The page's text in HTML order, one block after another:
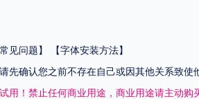
见问题】
【字体安装方法】
先确认您之前不存在自己或因其他关系致使
用！禁止任何商业用途，商业用途请主动购